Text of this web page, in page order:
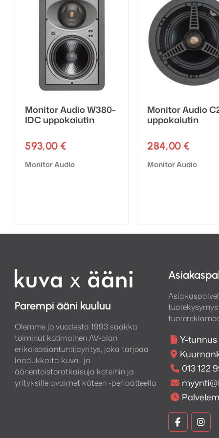
Kiinnitystyyppi: 3-
Rakennusmateriaali:
Paino: 2.72 kg
Pre-Construction
Hinta/kpl
Monitor Audio W380-
IDC uppokaiutin
593,00 €
Tuotemerkki:
Monitor Audio
Monitor Audio
uppokaiutin
284,00 €
Tuotemerkki:
Monitor Audio
Parempi ääni kuuluu
Olemme jo vuodesta 1993 saakka
toiminut kotimainen AV-alan
erikoisasiantuntijayritys, joka tarjoaa
laadukkaita kuva- ja
äänentoistoratkaisuja koteihin ja
yrityksille avaimet käteen -periaatteella
Y-
013 122
KuvaKuva